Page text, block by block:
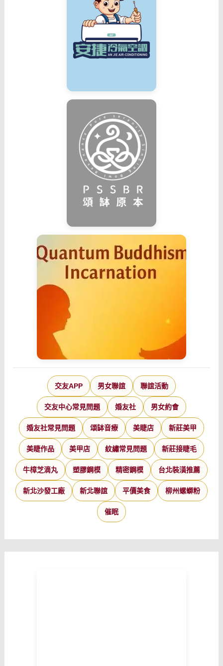
交友APP 男女聯誼 聯誼活動
交友中心常見問題 婚友社 男女約會
婚友社常見問題 頌缽音療 美睫店 新莊美甲
美睫作品 美甲店 紋繡常見問題 新莊接睫毛
牛樟芝滴丸 塑膠鋼模 精密鋼模 台北裝潢推薦
新北沙發工廠 新北聯誼 平價美食 柳州螺螄粉
催眠